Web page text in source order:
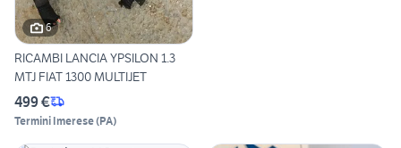
6
RICAMBI LANCIA YPSILON 1.3
MTJ FIAT 1300 MULTIJET
499 €
Termini Imerese(PA)